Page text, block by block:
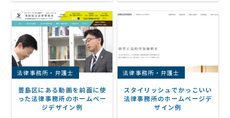
法律事務所・弁護士
豊島区にある動画を前面に使
った法律事務所のホームペー
ジデザイン例
法律事務所・弁護士
スタイリッシュでかっこいい
法律事務所のホームページデ
ザイン例